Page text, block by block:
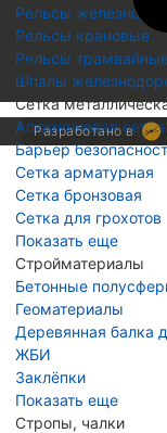
Рельсы
Рельсы крановые
Рельсы
Шпалы
Сетка
Алюминиевая сетка
Барьер
Сетка арматурная
Сетка бронзовая
Сетка для грохотов
Показать еще
Стройматериалы
Бетонные
Геоматериалы
Деревянная балка
ЖБИ
Заклёпки
Показать еще
Стропы, чалки
Скопировать
Скопировано
Разработано в